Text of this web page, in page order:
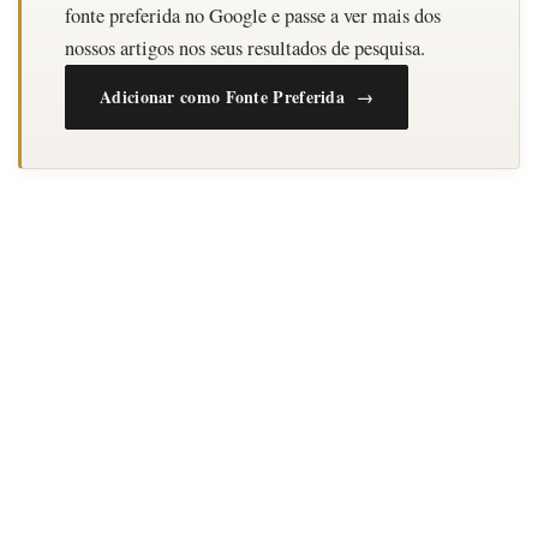
fonte preferida no Google e passe a ver mais dos
nossos artigos nos seus resultados de pesquisa.
Adicionar como Fonte Preferida →